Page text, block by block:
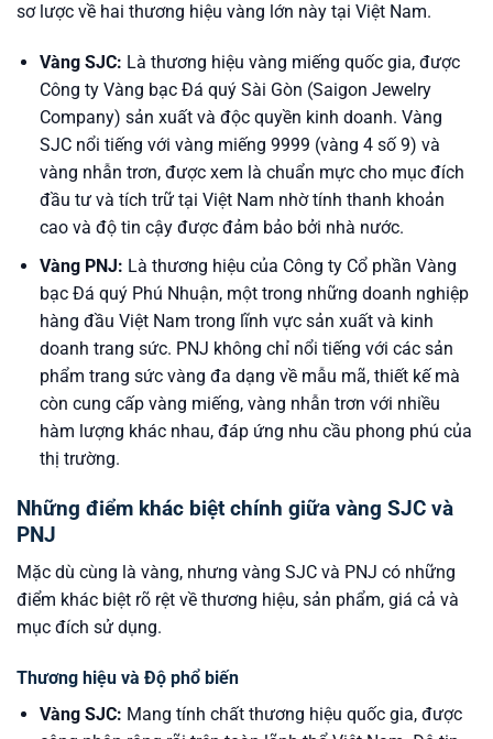
sơ lược về hai thương hiệu vàng lớn này tại Việt Nam.
Vàng SJC: Là thương hiệu vàng miếng quốc gia, được
Công ty Vàng bạc Đá quý Sài Gòn (Saigon Jewelry
Company) sản xuất và độc quyền kinh doanh. Vàng
SJC nổi tiếng với vàng miếng 9999 (vàng 4 số 9) và
vàng nhẫn trơn, được xem là chuẩn mực cho mục đích
đầu tư và tích trữ tại Việt Nam nhờ tính thanh khoản
cao và độ tin cậy được đảm bảo bởi nhà nước.
Vàng PNJ: Là thương hiệu của Công ty Cổ phần Vàng
bạc Đá quý Phú Nhuận, một trong những doanh nghiệp
hàng đầu Việt Nam trong lĩnh vực sản xuất và kinh
doanh trang sức. PNJ không chỉ nổi tiếng với các sản
phẩm trang sức vàng đa dạng về mẫu mã, thiết kế mà
còn cung cấp vàng miếng, vàng nhẫn trơn với nhiều
hàm lượng khác nhau, đáp ứng nhu cầu phong phú của
thị trường.
Những điểm khác biệt chính giữa vàng SJC và
PNJ
Mặc dù cùng là vàng, nhưng vàng SJC và PNJ có những
điểm khác biệt rõ rệt về thương hiệu, sản phẩm, giá cả và
mục đích sử dụng.
Thương hiệu và Độ phổ biến
Vàng SJC: Mang tính chất thương hiệu quốc gia, được